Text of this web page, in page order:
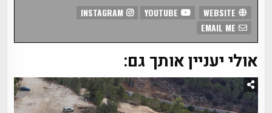
INSTAGRAM
אולי יעניין אותך גם: